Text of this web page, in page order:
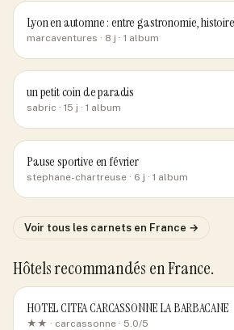
Lyon en automne : entre gastronomie,
marcaventures · 8 j · 1 album
un petit coin de paradis
sabric · 15 j · 1 album
Pause sportive en février
stephane-chartreuse · 6 j · 1 album
Voir tous les carnets en France →
Hôtels recommandés en France.
HOTEL CITEA CARCASSONNE LA BARBACANE
★★ · carcassonne · 5.0/5